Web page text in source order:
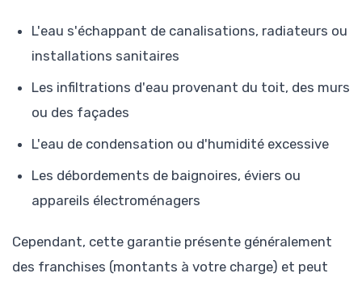
L'eau s'échappant de canalisations, radiateurs ou
installations sanitaires
Les infiltrations d'eau provenant du toit, des murs
ou des façades
L'eau de condensation ou d'humidité excessive
Les débordements de baignoires, éviers ou
appareils électroménagers
Cependant, cette garantie présente généralement
des franchises (montants à votre charge) et peut